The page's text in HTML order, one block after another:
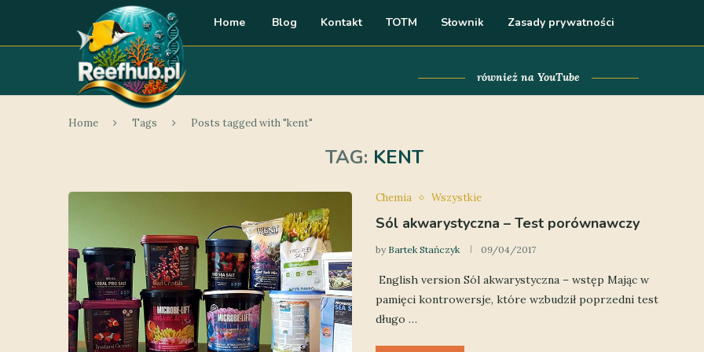
Home Blog Kontakt TOTM Słownik Zasady prywatności
również na YouTube
Home Tags Posts tagged with "kent"
TAG: KENT
Chemia Wszystkie
Sól akwarystyczna – Test porównawczy
by Bartek Stańczyk 09/04/2017
English version Sól akwarystyczna – wstęp Mając w
pamięci kontrowersje, które wzbudził poprzedni test
długo …